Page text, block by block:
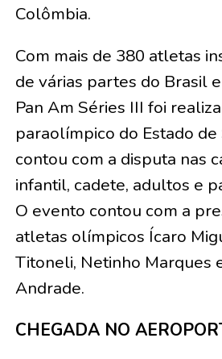
Colômbia.
Com mais de 380 atletas
de várias partes do Brasil
Pan Am Séries III foi
paraolímpico do Estado de
contou com a disputa nas
infantil, cadete, adultos e
O evento contou com a
atletas olímpicos Ícaro
Titoneli, Netinho Marques
Andrade.
CHEGADA NO